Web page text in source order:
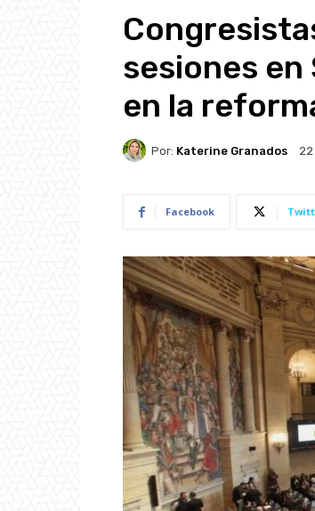
sesiones en
en la
Por: Katerine Granados
Facebook